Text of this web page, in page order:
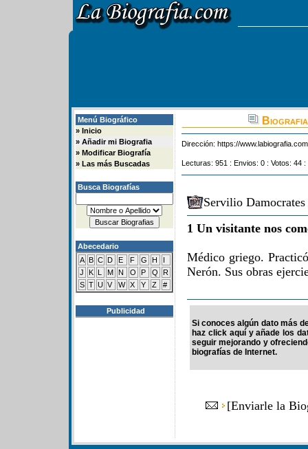
Menú Biográfico
» Inicio
» Añadir mi Biografia
» Modificar Biografía
» Las más Buscadas
Busca Biografías
Abecedario
A B C D E F G H
I
J
K L M N O P Q
R
S T U V W X Y Z #
Publicidad
Dirección: https://
Lecturas: 951 : Envios: 0 : Votos: 44
Servilio
1 Un visitante nos
Médico griego.
Nerón. Sus obras
Si conoces algún dato más
haz click aquí y añade los
seguir mejorando y
biografías de Internet.
[Enviarle la